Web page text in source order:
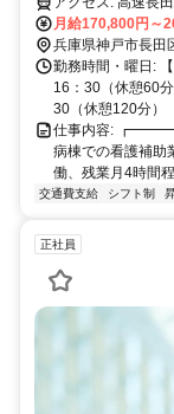
月給170,800円～
兵庫県神戸市長田
勤務時間・曜日:
16：30（休憩60
30（休憩120分）
仕事内容:
病棟での看護補
働、残業月4時間
交通費支給 シフト制
正社員